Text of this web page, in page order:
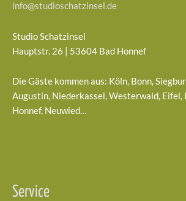
info@studioschatzinsel.de
Studio Schatzinsel
Hauptstr. 26 | 53604 Bad Honnef
Die Gäste kommen aus: Köln, Bonn,
Augustin, Niederkassel, Westerwald, Eifel,
Honnef, Neuwied…
Service